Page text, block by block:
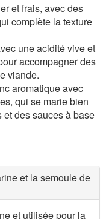
et frais, avec des
complète la texture
une acidité vive et
accompagner des
viande.
aromatique avec
qui se marie bien
des sauces à base
et la semoule de
et utilisée pour la